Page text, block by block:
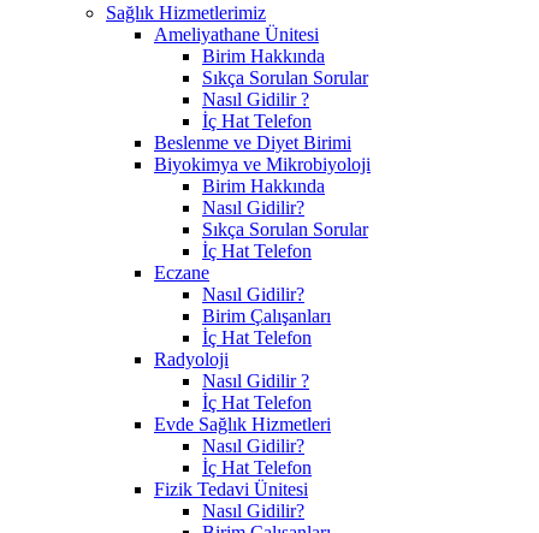
Sağlık Hizmetlerimiz
Ameliyathane Ünitesi
Birim Hakkında
Sıkça Sorulan Sorular
Nasıl Gidilir ?
İç Hat Telefon
Beslenme ve Diyet Birimi
Biyokimya ve Mikrobiyoloji
Birim Hakkında
Nasıl Gidilir?
Sıkça Sorulan Sorular
İç Hat Telefon
Eczane
Nasıl Gidilir?
Birim Çalışanları
İç Hat Telefon
Radyoloji
Nasıl Gidilir ?
İç Hat Telefon
Evde Sağlık Hizmetleri
Nasıl Gidilir?
İç Hat Telefon
Fizik Tedavi Ünitesi
Nasıl Gidilir?